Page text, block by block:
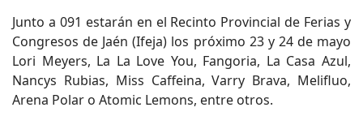
Junto a 091 estarán en el Recinto Provincial de Ferias y
Congresos de Jaén (Ifeja) los próximo 23 y 24 de mayo
Lori Meyers, La La Love You, Fangoria, La Casa Azul,
Nancys Rubias, Miss Caffeina, Varry Brava, Melifluo,
Arena Polar o Atomic Lemons, entre otros.